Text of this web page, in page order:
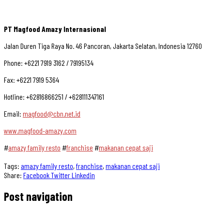
PT Magfood Amazy Internasional
Jalan Duren Tiga Raya No. 46 Pancoran, Jakarta Selatan, Indonesia 12760
Phone: +6221 7919 3162 / 79195134
Fax: +6221 7919 5364
Hotline: +62816866251 / +628111347161
Email: magfood@cbn.net.id
www.magfood-amazy.com
#amazy family resto #franchise #makanan cepat saji
Tags: amazy family resto, franchise, makanan cepat saji
Share: FacebookTwitterLinkedin
Post navigation